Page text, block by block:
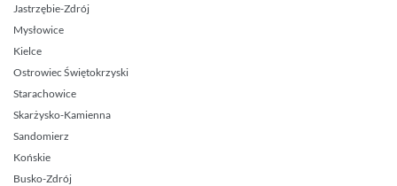
Jastrzębie-Zdrój
Mysłowice
Kielce
Ostrowiec Świętokrzyski
Starachowice
Skarżysko-Kamienna
Sandomierz
Końskie
Busko-Zdrój